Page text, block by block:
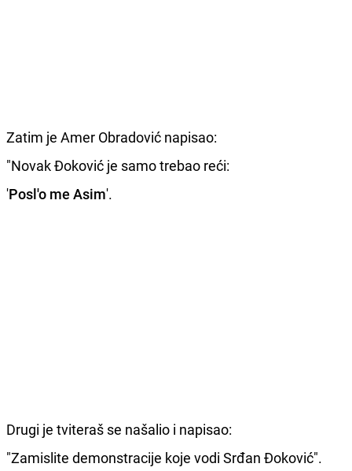
Zatim je Amer Obradović napisao:
"Novak Đoković je samo trebao reći:
'Posl'o me Asim'.
Drugi je tviteraš se našalio i napisao:
"Zamislite demonstracije koje vodi Srđan Đoković".